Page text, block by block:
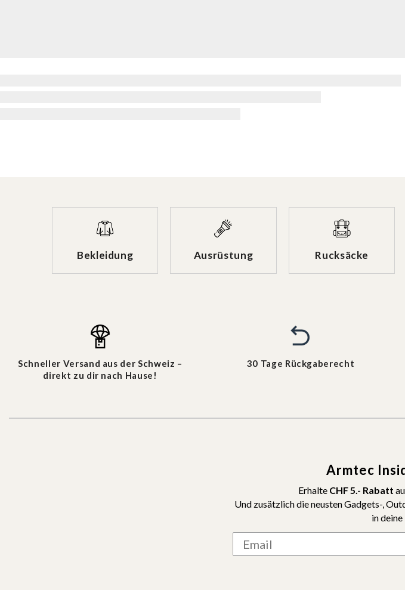
Bekleidung Ausrüstung Rucksäcke
Schneller Versand aus der Schweiz –
direkt zu dir nach Hause!
30 Tage Rückgaberecht
Armtec
Erhalte CHF 5.- Rabatt
Und zusätzlich die neusten Gadgets-,
in deine